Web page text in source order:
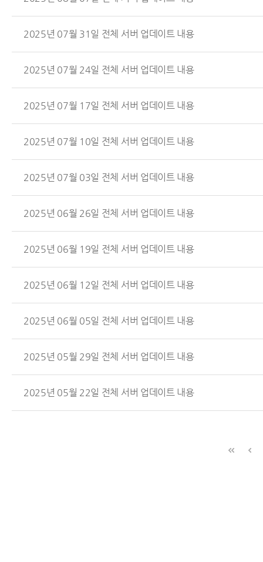
2025년 07월 31일 전체 서버 업데이트 내용
2025년 07월 24일 전체 서버 업데이트 내용
2025년 07월 17일 전체 서버 업데이트 내용
2025년 07월 10일 전체 서버 업데이트 내용
2025년 07월 03일 전체 서버 업데이트 내용
2025년 06월 26일 전체 서버 업데이트 내용
2025년 06월 19일 전체 서버 업데이트 내용
2025년 06월 12일 전체 서버 업데이트 내용
2025년 06월 05일 전체 서버 업데이트 내용
2025년 05월 29일 전체 서버 업데이트 내용
2025년 05월 22일 전체 서버 업데이트 내용